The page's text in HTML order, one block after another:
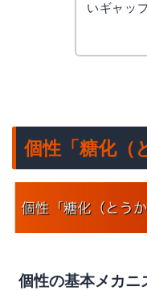
いギャッ
個性「糖化（
個性の基本メカニ